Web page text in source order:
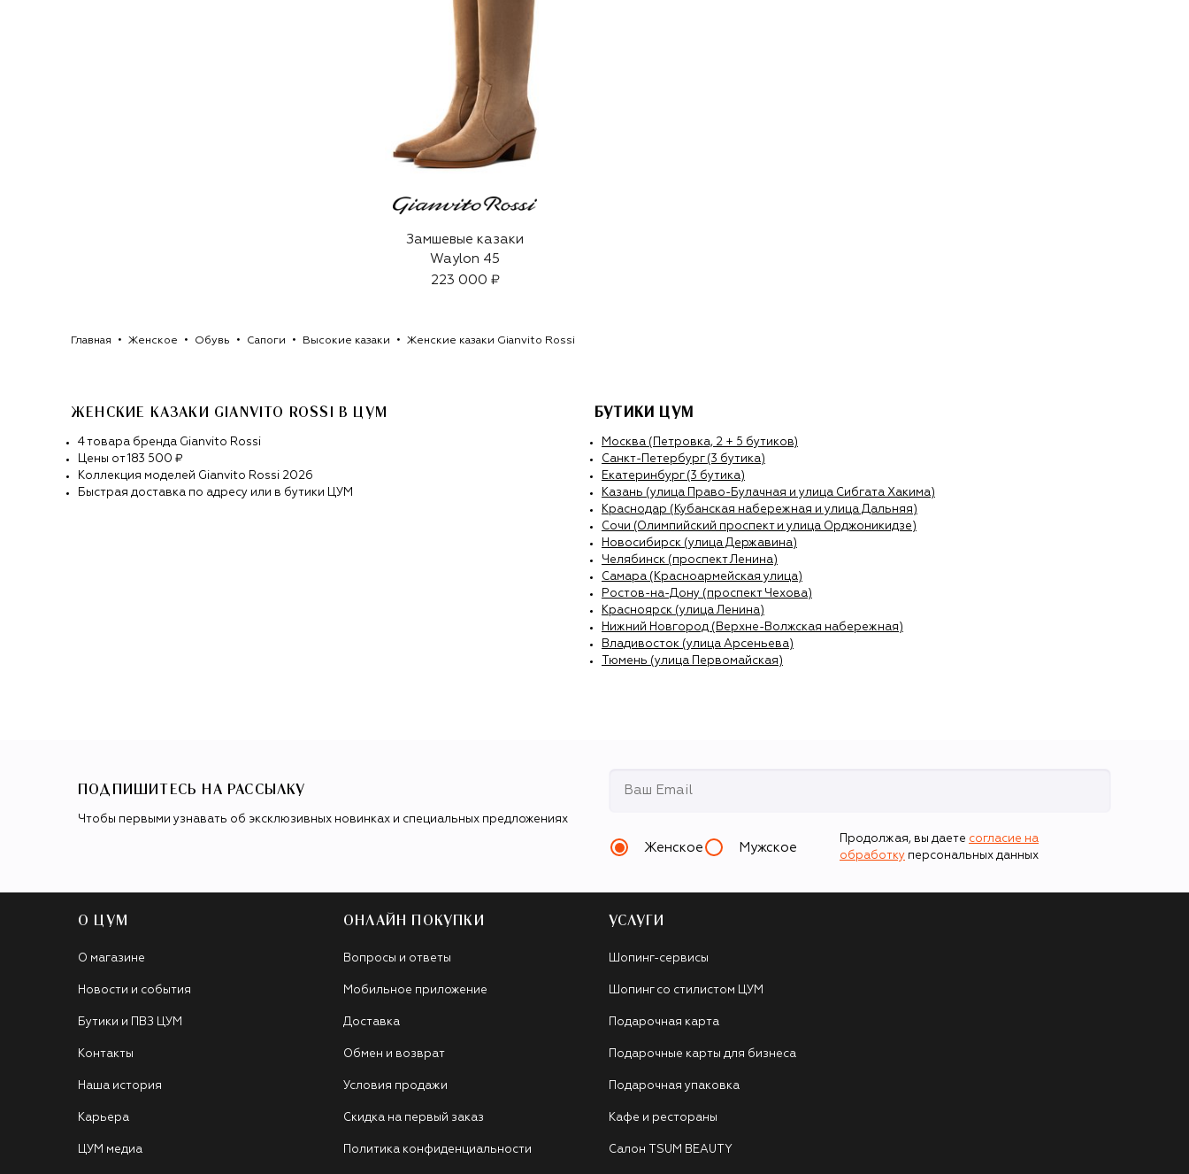
Замшевые казаки
Waylon 45
223 000 ₽
Главная Женское Обувь Сапоги Высокие казаки Женские казаки Gianvito Rossi
ЖЕНСКИЕ КАЗАКИ GIANVITO ROSSI В ЦУМ
4товара бренда Gianvito Rossi
Цены от183 500 ₽
Коллекция моделей Gianvito Rossi 2026
Быстрая доставка по адресу или в бутики ЦУМ
БУТИКИ ЦУМ
Москва (Петровка, 2 + 5 бутиков)
Санкт-Петербург (3 бутика)
Екатеринбург (3 бутика)
Казань (улица Право-Булачная и улица Сибгата Хакима)
Краснодар (Кубанская набережная и улица Дальняя)
Сочи (Олимпийский проспект и улица Орджоникидзе)
Новосибирск (улица Державина)
Челябинск (проспект Ленина)
Самара (Красноармейская улица)
Ростов-на-Дону (проспект Чехова)
Красноярск (улица Ленина)
Нижний Новгород (Верхне-Волжская набережная)
Владивосток (улица Арсеньева)
Тюмень (улица Первомайская)
ПОДПИШИТЕСЬ НА РАССЫЛКУ
Чтобы первыми узнавать об эксклюзивных новинках и специальных предложениях
Женское Мужское
Продолжая, вы даете согласие на
обработку персональных данных
О ЦУМ
О магазине
Новости и события
Бутики и ПВЗ ЦУМ
Контакты
Наша история
Карьера
ЦУМ медиа
ОНЛАЙН ПОКУПКИ
Вопросы и ответы
Мобильное приложение
Доставка
Обмен и возврат
Условия продажи
Скидка на первый заказ
Политика конфиденциальности
УСЛУГИ
Шопинг-сервисы
Шопинг со стилистом ЦУМ
Подарочная карта
Подарочные карты для бизнеса
Подарочная упаковка
Кафе и рестораны
Салон TSUM BEAUTY